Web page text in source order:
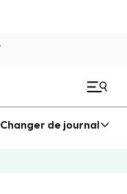
Changer de journal